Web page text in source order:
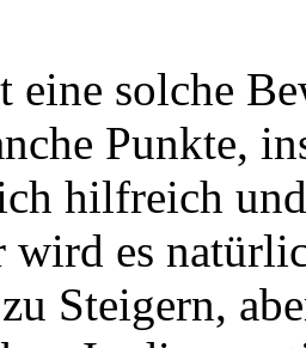
eine solche
Punkte,
hilfreich
wird es
Steigern,